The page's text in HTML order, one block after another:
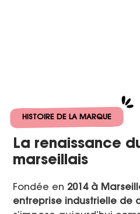
HISTOIRE DE LA MARQUE
La renaissance
marseillais
Fondée en 2014 à
entreprise industrielle de